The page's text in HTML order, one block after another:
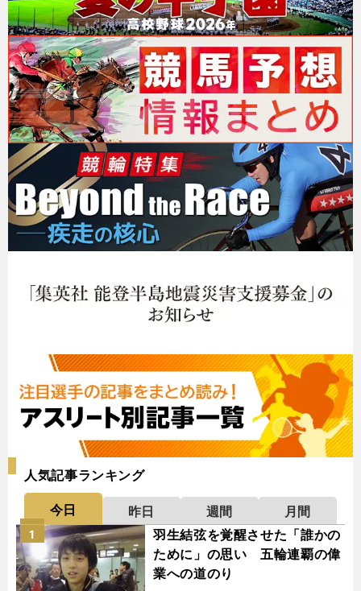
人気記事ランキング
今日 昨日 週間
月間
羽生結弦を覚醒させた「誰かの
ために」の思い 五輪連覇の偉
業への道のり
1